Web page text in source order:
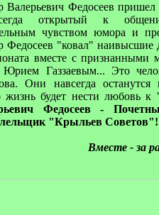
Валерьевич Федосеев
открытый к
чувством юмора и
Федосеев "ковал"
вместе с
Газзаевым... Это
Они навсегда останутся
жизнь будет нести любовь
Федосеев -
"Крыльев Советов"!
Вместе - за